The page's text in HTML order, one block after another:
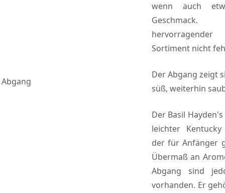
wenn auch
Sortiment nicht
Abgang
Der Abgang zeigt
süß, weiterhin
Der Basil
leichter
der für Anfänger
Übermaß an
Abgang sind
vorhanden. Er